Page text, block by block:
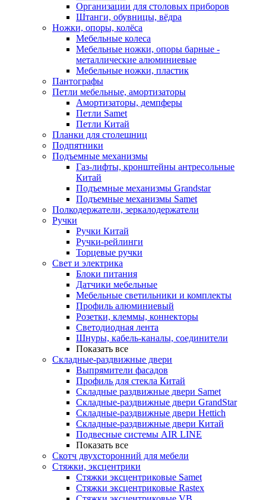
Организации для столовых приборов
Штанги, обувницы, вёдра
Ножки, опоры, колёса
Мебельные колеса
Мебельные ножки, опоры барные -
металлические алюминиевые
Мебельные ножки, пластик
Пантографы
Петли мебельные, амортизаторы
Амортизаторы, демпферы
Петли Samet
Петли Китай
Планки для столешниц
Подпятники
Подъемные механизмы
Газ-лифты, кронштейны антресольные
Китай
Подъемные механизмы Grandstar
Подъемные механизмы Samet
Полкодержатели, зеркалодержатели
Ручки
Ручки Китай
Ручки-рейлинги
Торцевые ручки
Свет и электрика
Блоки питания
Датчики мебельные
Мебельные светильники и комплекты
Профиль алюминиевый
Розетки, клеммы, коннекторы
Светодиодная лента
Шнуры, кабель-каналы, соединители
Показать все
Складные-раздвижные двери
Выпрямители фасадов
Профиль для стекла Китай
Складные раздвижные двери Samet
Складные-раздвижные двери GrandStar
Складные-раздвижные двери Hettich
Складные-раздвижные двери Китай
Подвесные системы AIR LINE
Показать все
Скотч двухсторонний для мебели
Стяжки, эксцентрики
Cтяжки эксцентриковые Samet
Стяжки эксцентриковые Rastex